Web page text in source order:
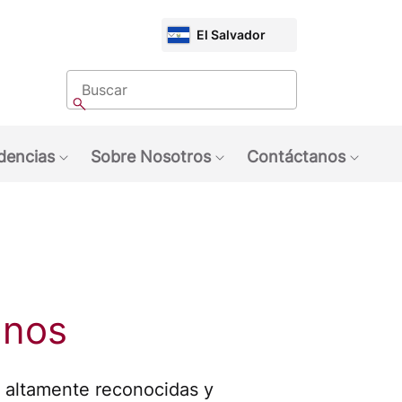
CHOOSE
MARKET
El Salvador
Buscar
Buscar
Sobre Nosotros
Contáctanos
altamente reconocidas y